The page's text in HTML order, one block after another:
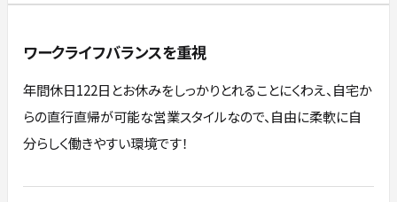
ワークライフバランスを重視
年間休日122日とお休みをしっかりとれることにくわえ、自宅か
らの直行直帰が可能な営業スタイルなので、自由に柔軟に自
分らしく働きやすい環境です！